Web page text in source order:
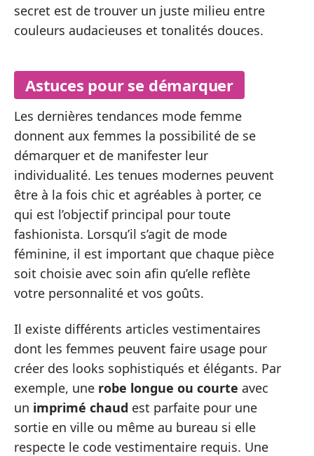
secret est de trouver un juste milieu entre
couleurs audacieuses et tonalités douces.
Astuces pour se démarquer
Les dernières tendances mode femme
donnent aux femmes la possibilité de se
démarquer et de manifester leur
individualité. Les tenues modernes peuvent
être à la fois chic et agréables à porter, ce
qui est l’objectif principal pour toute
fashionista. Lorsqu’il s’agit de mode
féminine, il est important que chaque pièce
soit choisie avec soin afin qu’elle reflète
votre personnalité et vos goûts.
Il existe différents articles vestimentaires
dont les femmes peuvent faire usage pour
créer des looks sophistiqués et élégants. Par
exemple, une robe longue ou courte avec
un imprimé chaud est parfaite pour une
sortie en ville ou même au bureau si elle
respecte le code vestimentaire requis. Une